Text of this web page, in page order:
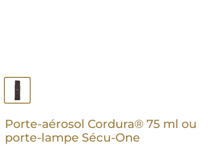
Porte-aérosol Cordura® 75 ml ou
porte-lampe Sécu-One